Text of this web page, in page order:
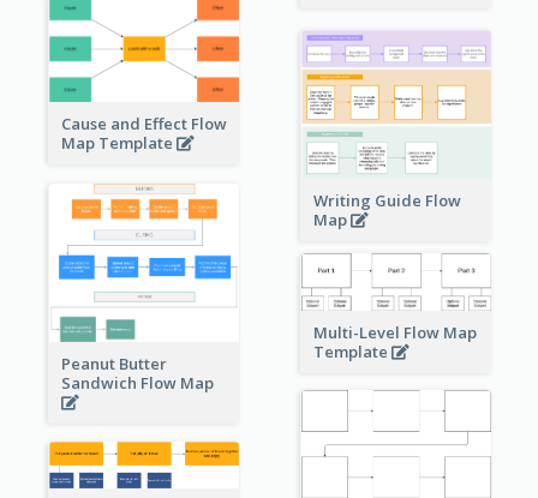
Cause and Effect Flow
Map Template
Writing Guide Flow
Map
Peanut Butter
Sandwich Flow Map
Multi-Level Flow Map
Template